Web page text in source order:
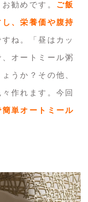
勧めです。 ご飯
、栄養価や腹持
ね。「昼はカッ
オートミール粥
うか？その他、
作れます。今回
簡単オートミール